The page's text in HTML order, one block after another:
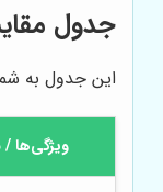
جدول
این جدول به
ویژگی‌ها /